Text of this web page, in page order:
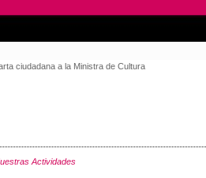
ciudadana a la Ministra de Cultura
Actividades